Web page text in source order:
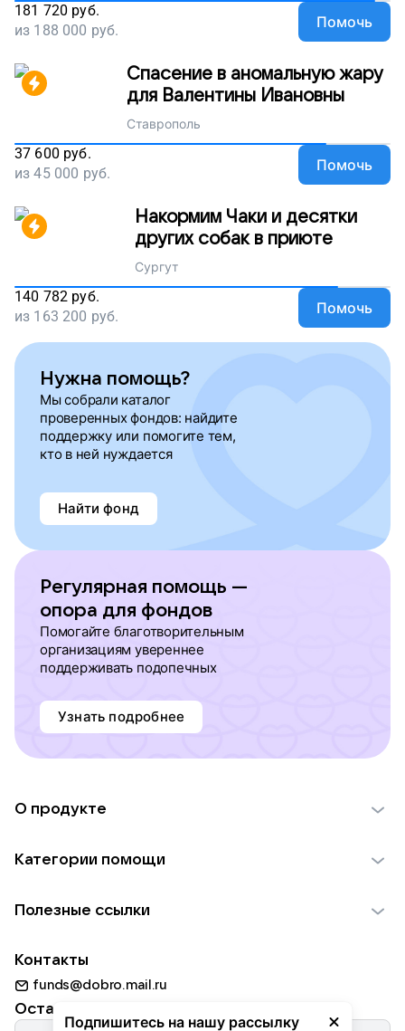
181 720 руб.
из 188 000 руб. Помочь
Спасение в аномальную жару
для Валентины Ивановны
Ставрополь
37 600 руб.
из45 000 руб. Помочь
Накормим Чаки и десятки
других собак в приюте
Сургут
140 782 руб.
из 163 200 руб. Помочь
Нужна помощь?
Мы собрали каталог
проверенных фондов: найдите
поддержку или помогите тем,
кто в ней нуждается
Найти фонд
Регулярная помощь —
опора для фондов
Помогайте благотворительным
организациям увереннее
поддерживать подопечных
Узнать подробнее
Подпишитесь на нашу рассылку
О продукте
Использование материалов
Для НКО
Партнерам
Категории помощи
Пожилым
Животным
Природе
Полезные ссылки
Добрый день
Контакты
funds@dobro.mail.ru
Оставайтесь с нами